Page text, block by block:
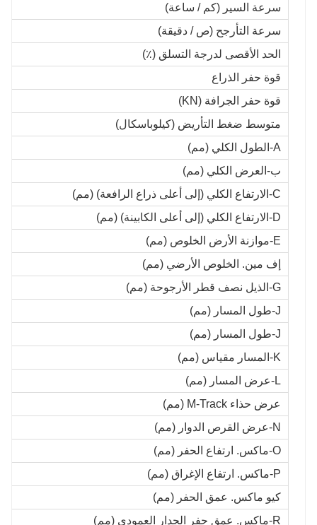
سرعة السير (كم / ساعة)
سرعة التأرجح (ص / دقيقة)
الحد الأقصى لدرجة التسلق (٪)
قوة حفر الذراع
قوة حفر الجرافة (KN)
متوسط ضغط التأريض (كيلوباسكال)
A-الطول الكلي (مم)
ب-العرض الكلي (مم)
C-الارتفاع الكلي (إلى أعلى ذراع الرافعة) (مم)
D-الارتفاع الكلي (إلى أعلى الكابينة) (مم)
E-موازنة الأرض الخلوص (مم)
إف مين. الخلوص الأرضي (مم)
G-الذيل نصف قطر الأرجوحة (مم)
J-طول المسار (مم)
J-طول المسار (مم)
K-المسار مقياس (مم)
L-عرض المسار (مم)
عرض حذاء M-Track (مم)
N-عرض القرص الدوار (مم)
O-ماكس. ارتفاع الحفر (مم)
P-ماكس. ارتفاع الإغراق (مم)
كيو ماكس. عمق الحفر (مم)
R-ماكس. عمق حفر الجدار العمودي (مم)